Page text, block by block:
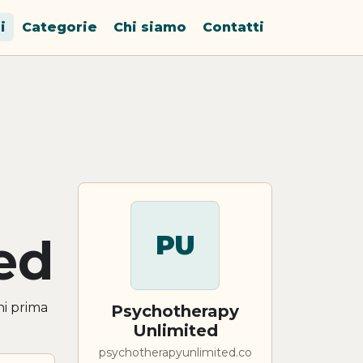
Categorie Chi siamo Contatti
prima
PU
Psychotherapy
Unlimited
psychotherapyunlimited.co